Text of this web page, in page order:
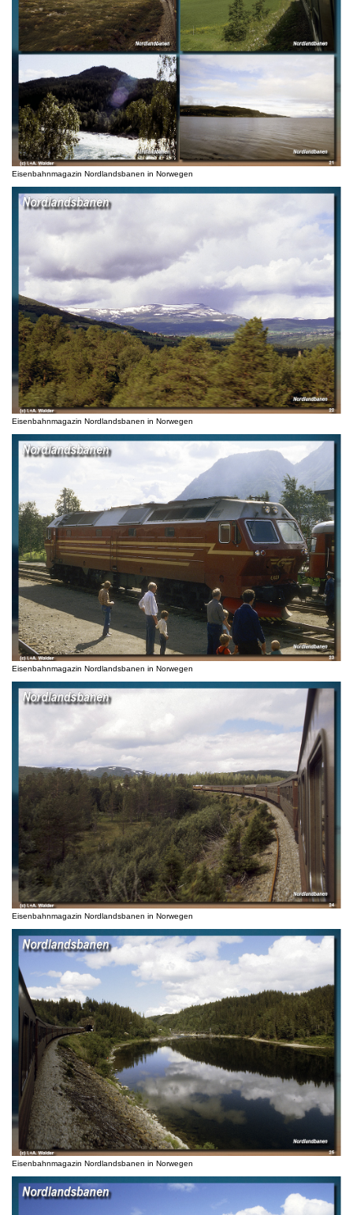
Eisenbahnmagazin Nordlandsbanen in Norwegen
Eisenbahnmagazin Nordlandsbanen in Norwegen
Eisenbahnmagazin Nordlandsbanen in Norwegen
Eisenbahnmagazin Nordlandsbanen in Norwegen
Eisenbahnmagazin Nordlandsbanen in Norwegen